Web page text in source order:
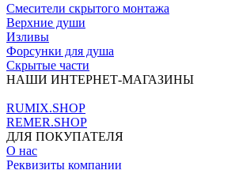
Смесители скрытого монтажа
Верхние души
Изливы
Форсунки для душа
Скрытые части
НАШИ ИНТЕРНЕТ-МАГАЗИНЫ
RUMIX.SHOP
REMER.SHOP
ДЛЯ ПОКУПАТЕЛЯ
О нас
Реквизиты компании